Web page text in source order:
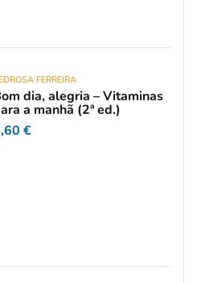
FERREIRA
dia, alegria – Vitaminas
a manhã (2ª ed.)
€